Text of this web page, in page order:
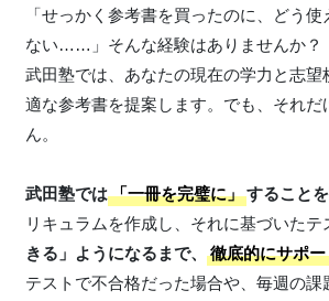
「せっかく参考書を買ったのに、どう
ない……」そんな経験はありませんか？
武田塾では、あなたの現在の学力と志望
適な参考書を提案します。でも、それだ
ん。
武田塾では「一冊を完璧に」すること
リキュラムを作成し、それに基づいたテ
きる」ようになるまで、
徹底的にサポー
テストで不合格だった場合や、毎週の課